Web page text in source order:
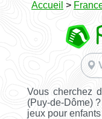
Accueil >
Vous cherchez
(Puy-de-Dôme)
jeux pour